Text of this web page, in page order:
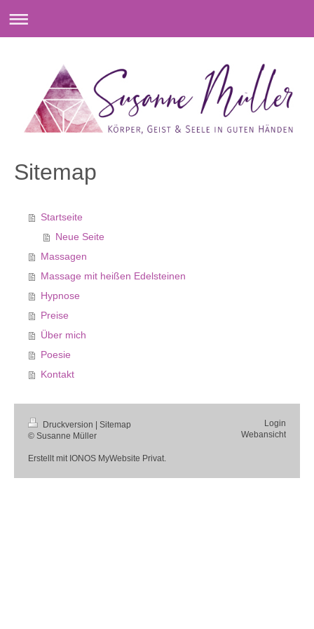
Sitemap
Startseite
Neue Seite
Massagen
Massage mit heißen Edelsteinen
Hypnose
Preise
Über mich
Poesie
Kontakt
Druckversion | Sitemap
© Susanne Müller
Erstellt mit IONOS MyWebsite Privat
Login
Webansicht